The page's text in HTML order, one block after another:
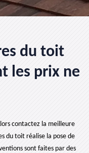
du toit
les prix ne
contactez la meilleure
du toit réalise la pose de
sont faites par des